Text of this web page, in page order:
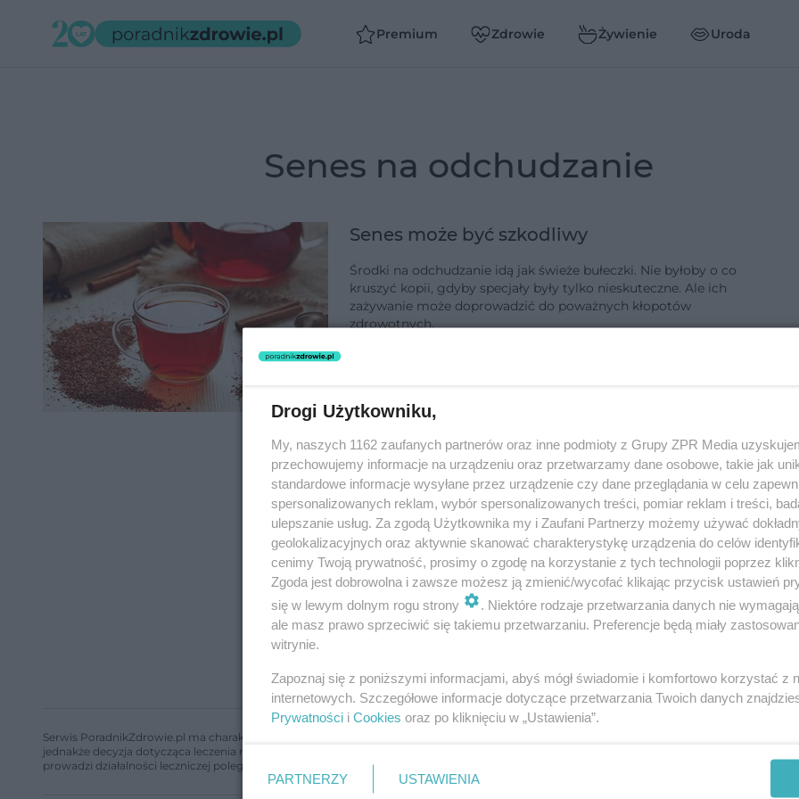
Premium Zdrowie Żywienie Uroda
senes na odchudzanie
Senes może być szkodliwy
Środki na odchudzanie idą jak świeże bułeczki. Nie byłoby o co
kruszyć kopii, gdyby specjały były tylko nieskuteczne. Ale ich
zażywanie może doprowadzić do poważnych kłopotów
zdrowotnych.
Serwis PoradnikZdrowie.pl ma charakter edukacyjny, nie stanowi i nie zastępuje porady lekarskiej. Redakcja serwisu dokłada wszelkich
jednakże decyzja dotycząca leczenia należy do lekarza. Redakcja i wydawca serwisu nie ponoszą odpowiedzialności wynikającej z
prowadzi działalności leczniczej polegającej na udzielaniu świadczeń zdrowotnych w rozumieniu art. 3 ust 1 ustawy o działalności leczniczej.
Drogi Użytkowniku,
My, naszych 1162 zaufanych partnerów oraz inne podmioty z Grupy ZPR Media
przechowujemy informacje na urządzeniu oraz przetwarzamy dane osobowe, takie jak
standardowe informacje wysyłane przez urządzenie czy dane przeglądania w celu
spersonalizowanych reklam, wybór spersonalizowanych treści, pomiar reklam i treści,
ulepszanie usług. Za zgodą Użytkownika my i Zaufani Partnerzy możemy używać
geolokalizacyjnych oraz aktywnie skanować charakterystykę urządzenia do celów
cenimy Twoją prywatność, prosimy o zgodę na korzystanie z tych technologii poprzez
Zgoda jest dobrowolna i zawsze możesz ją zmienić/wycofać klikając przycisk ustawień
się w lewym dolnym rogu strony
. Niektóre rodzaje przetwarzania danych nie
ale masz prawo sprzeciwić się takiemu przetwarzaniu. Preferencje będą miały
witrynie.
Zapoznaj się z poniższymi informacjami, abyś mógł świadomie i komfortowo korzystać z
internetowych. Szczegółowe informacje dotyczące przetwarzania Twoich danych
Prywatności i Cookies oraz po kliknięciu w „Ustawienia”.
PARTNERZY USTAWIENIA